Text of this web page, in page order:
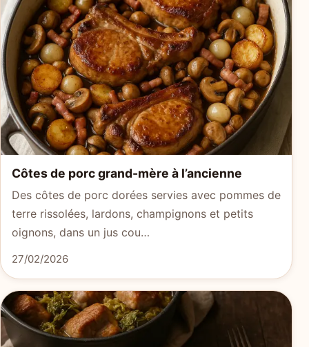
Côtes de porc grand-mère à l’ancienne
Des côtes de porc dorées servies avec pommes de
terre rissolées, lardons, champignons et petits
oignons, dans un jus cou…
27/02/2026